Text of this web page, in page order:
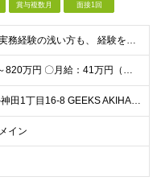
賞与複数月 面接1回
スキル素養重視！実務経験の浅い方も、 経験を活かしたい中堅層も、幅広く歓迎します！ ・学歴不問 ・システム運用、構築、開発経験または相当の見識がある方 ◆賞与年2回有◆20～50代まで幅広い年代が
〇年収：550万円～820万円 〇月給：41万円（固定残業100,898円含）～ 60万円（固定残業152,929円含）＋賞与＋資格手当 ※固定残業は45時間（当社の平均残業は8時間です）。 万が一
◆本社 千代田区外神田1丁目16-8 GEEKS AKIHABARA 3階 ◆リモートワーク者多数 ※上記を除く当社関連勤務地
イン